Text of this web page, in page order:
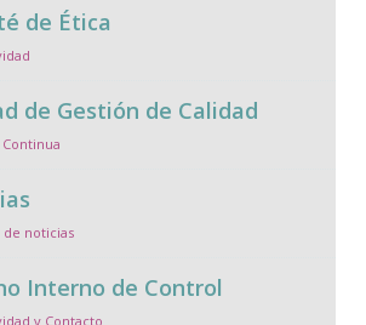
de Ética
de Gestión de Calidad
de noticias
Interno de Control
y Contacto